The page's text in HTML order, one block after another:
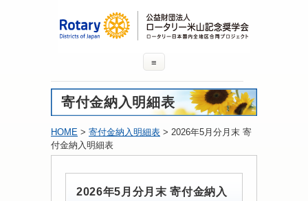
≡
寄付金納入明細表
HOME > 寄付金納入明細表 > 2026年5月分月末 寄
付金納入明細表
2026年5月分月末 寄付金納入